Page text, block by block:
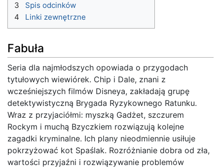
3
Spis odcinków
4
Linki zewnętrzne
Fabuła
Seria dla najmłodszych opowiada o przygodach
tytułowych wiewiórek. Chip i Dale, znani z
wcześniejszych filmów Disneya, zakładają grupę
detektywistyczną Brygada Ryzykownego Ratunku.
Wraz z przyjaciółmi: myszką Gadżet, szczurem
Rockym i muchą Bzyczkiem rozwiązują kolejne
zagadki kryminalne. Ich plany nieodmiennie usiłuje
pokrzyżować kot Spaślak. Rozróżnianie dobra od zła,
wartości przyjaźni i rozwiązywanie problemów